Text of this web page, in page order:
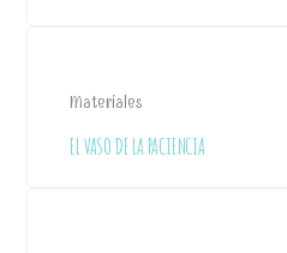
Materiales
EL VASO DE LA PACIENCIA